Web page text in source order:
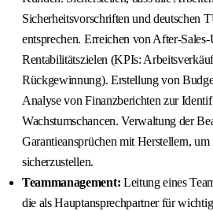
Sicherheitsvorschriften und deutschen
entsprechen. Erreichen von After-
Rentabilitätszielen (KPIs:
Rückgewinnung). Erstellung von
Analyse von Finanzberichten zur
Wachstumschancen. Verwaltung der
Garantieansprüchen mit Herstellern,
sicherzustellen.
Teammanagement: Leitung eines
die als Hauptansprechpartner für